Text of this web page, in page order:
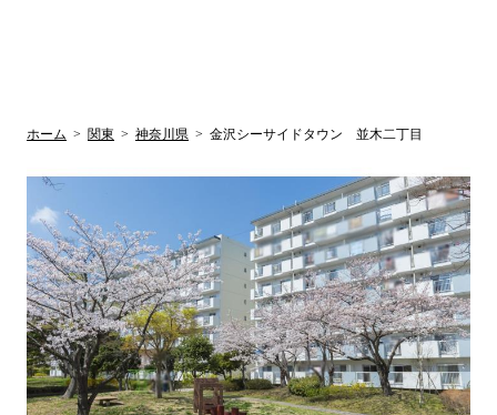
ホーム > 関東 > 神奈川県 > 金沢シーサイドタウン 並木二丁目